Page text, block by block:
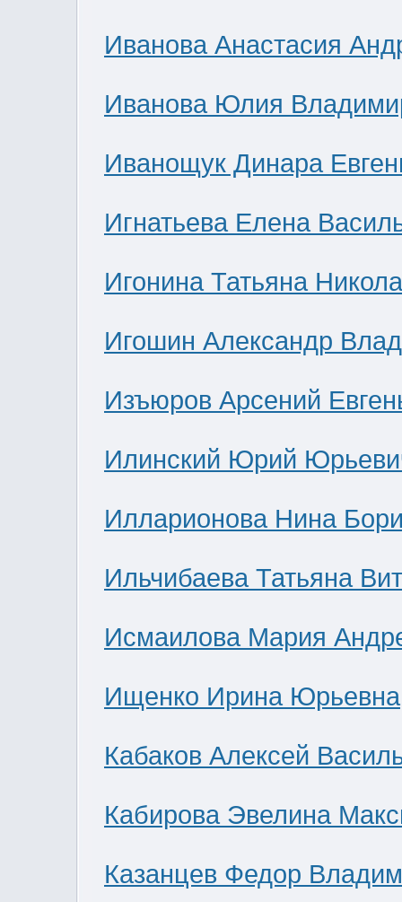
Иванова Анастасия
Иванова Юлия
Иванощук Динара
Игнатьева Елена
Игонина Татьяна
Игошин Александр
Изъюров Арсений
Илинский Юрий
Илларионова Нина
Ильчибаева Татьяна
Исмаилова Мария
Ищенко Ирина Юрьевна
Кабаков Алексей
Кабирова Эвелина
Казанцев Федор